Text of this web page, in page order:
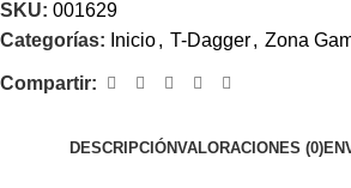
SKU: 001629
Categorías: Inicio, T-Dagger, Zona
Compartir:
DESCRIPCIÓNVALORACIONES (0)